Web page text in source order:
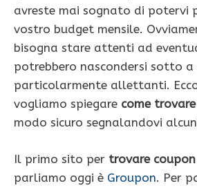
avreste mai sognato di potervi
vostro budget mensile.
bisogna stare attenti ad
potrebbero nascondersi sotto a
particolarmente allettanti.
vogliamo spiegare come
modo sicuro segnalandovi
Il primo sito per trovare
parliamo oggi è Groupon. Per